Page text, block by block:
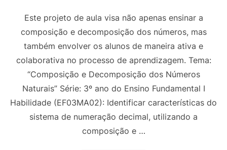
Este projeto de aula visa não apenas ensinar a
composição e decomposição dos números, mas
também envolver os alunos de maneira ativa e
colaborativa no processo de aprendizagem. Tema:
“Composição e Decomposição dos Números
Naturais” Série: 3º ano do Ensino Fundamental I
Habilidade (EF03MA02): Identificar características do
sistema de numeração decimal, utilizando a
composição e …